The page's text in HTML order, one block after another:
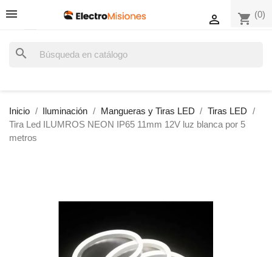
shopping_cart (0)

search
Inicio Iluminación Mangueras y Tiras LED
Tiras LED
Tira Led ILUMROS NEON IP65 11mm 12V luz blanca por 5
metros